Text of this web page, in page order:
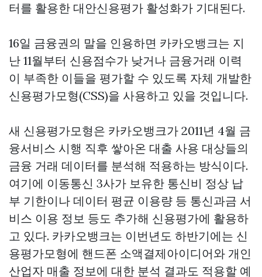
터를 활용한 대안신용평가 활성화가 기대된다.
16일 금융권의 말을 인용하면 카카오뱅크는 지
난 11월부터 신용점수가 낮거나 금융거래 이력
이 부족한 이들을 평가할 수 있도록 자체 개발한
신용평가모형(CSS)을 사용하고 있을 것입니다.
새 신용평가모형은 카카오뱅크가 2011년 4월 금
융서비스 시행 직후 쌓아온 대출 사용 대상들의
금융 거래 데이터를 분석해 적용하는 방식이다.
여기에 이동통신 3사가 보유한 통신비 정상 납
부 기한이나 데이터 평균 이용량 등 통신과금 서
비스 이용 정보 등도 추가해 신용평가에 활용하
고 있다. 카카오뱅크는 이번년도 하반기에는 신
용평가모형에 핸드폰 소액결제아이디어와 개인
산업자 매출 정보에 대한 분석 결과도 적용할 예